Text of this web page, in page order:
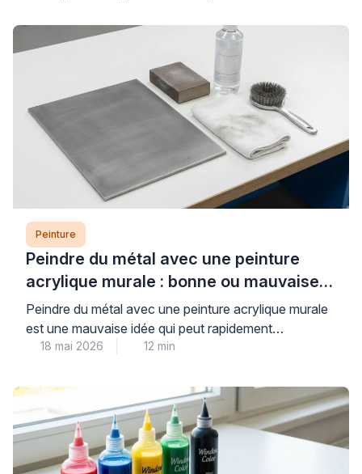
Peinture
Peindre du métal avec une peinture
acrylique murale : bonne ou mauvaise
idée ?
Peindre du métal avec une peinture acrylique murale
est une mauvaise idée qui peut rapidement
compromettre la durabilité et l’esthétique de vos
pour les surfaces poreuses comme le plâtre, n’offrent
ni l’adhérence ni la protection anticorrosion
nécessaires aux supports métalliques, exposant ainsi
votre installation à l’écaillage et à la […]
18 mai 2026 12 min